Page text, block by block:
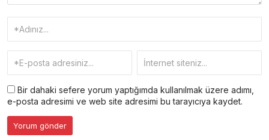
Bir dahaki sefere yorum yaptığımda kullanılmak üzere adımı,
e-posta adresimi ve web site adresimi bu tarayıcıya kaydet.